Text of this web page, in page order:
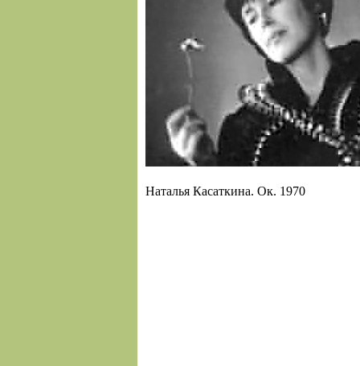
Наталья Касаткина. Ок. 1970